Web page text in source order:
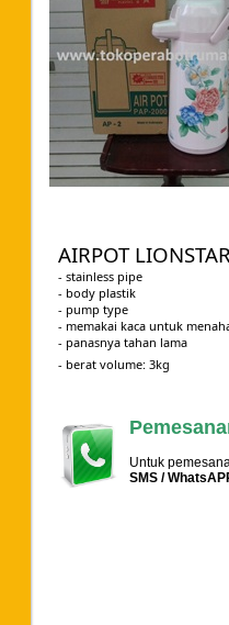
AIRPOT
- stainless pipe
- body plastik
- pump type
- memakai kaca untuk
- panasnya tahan lama
- berat volume: 3kg
Untuk
SMS /